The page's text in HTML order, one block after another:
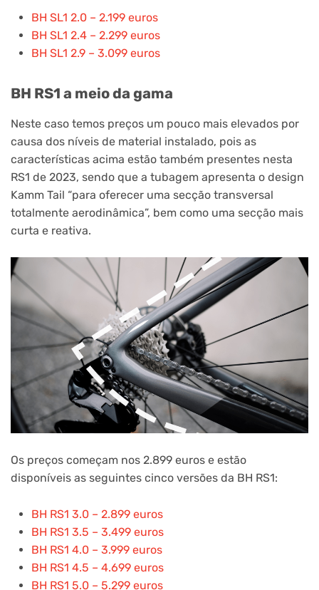
BH SL1 2.0 – 2.199 euros
BH SL1 2.4 – 2.299 euros
BH SL1 2.9 – 3.099 euros
BH RS1 a meio da gama
Neste caso temos preços um pouco mais elevados por
causa dos níveis de material instalado, pois as
características acima estão também presentes nesta
RS1 de 2023, sendo que a tubagem apresenta o design
Kamm Tail “para oferecer uma secção transversal
totalmente aerodinâmica”, bem como uma secção mais
curta e reativa.
Os preços começam nos 2.899 euros e estão
disponíveis as seguintes cinco versões da BH RS1:
BH RS1 3.0 – 2.899 euros
BH RS1 3.5 – 3.499 euros
BH RS1 4.0 – 3.999 euros
BH RS1 4.5 – 4.699 euros
BH RS1 5.0 – 5.299 euros